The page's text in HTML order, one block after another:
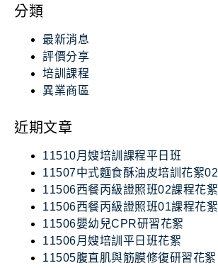
分類
最新消息
評價分享
培訓課程
異業商區
近期文章
11510月嫂培訓課程平日班
11507中式麵食酥油皮培訓花絮02
11506西餐丙級證照班02課程花絮
11506西餐丙級證照班01課程花絮
11506嬰幼兒CPR研習花絮
11506月嫂培訓平日班花絮
11505腹直肌與筋膜修復研習花絮